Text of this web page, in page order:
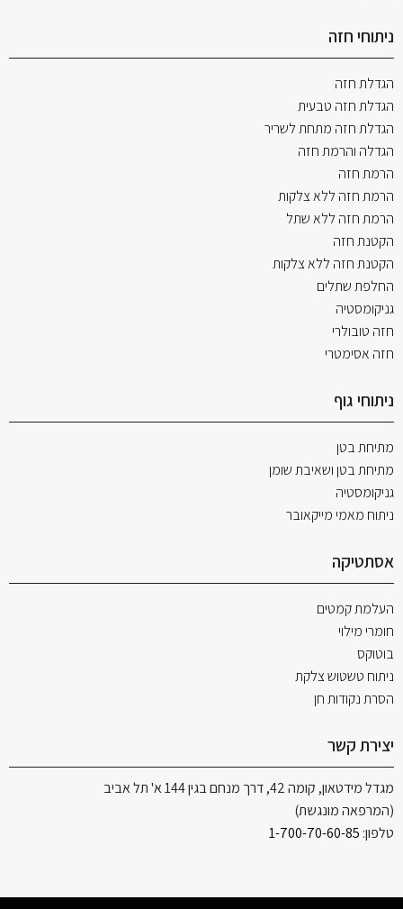
ניתוחי חזה
הגדלת חזה
הגדלת חזה טבעית
הגדלת חזה מתחת לשריר
הגדלה והרמת חזה
הרמת חזה
הרמת חזה ללא צלקות
הרמת חזה ללא שתל
הקטנת חזה
הקטנת חזה ללא צלקות
החלפת שתלים
גניקומסטיה
חזה טובולרי
חזה אסימטרי
ניתוחי גוף
מתיחת בטן
מתיחת בטן ושאיבת שומן
גניקומסטיה
ניתוח מאמי מייקאובר
אסתטיקה
העלמת קמטים
חומרי מילוי
בוטוקס
ניתוח טשטוש צלקת
הסרת נקודות חן
יצירת קשר
מגדל מידטאון, קומה 42, דרך מנחם בגין 144 א' תל אביב
(המרפאה מונגשת)
טלפון: 1-700-70-60-85